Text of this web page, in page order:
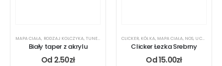
MAPA CIAŁA, RODZAJ KOLCZYKA,TUNEL ,
Biały taper z akrylu
Od 2.50zł
CLICKER, KÓŁKA, MAPA CIAŁA, NOS, UCHO
Clicker Łezka Srebrny
Od15.00zł